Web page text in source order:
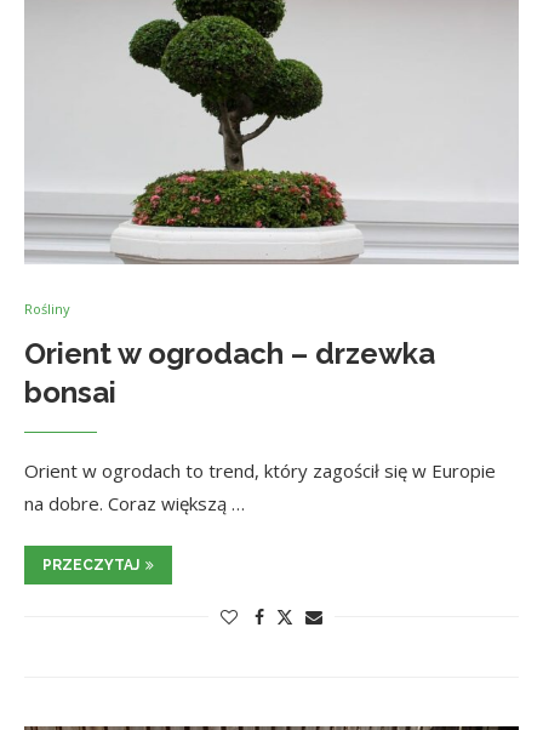
Rośliny
Orient w ogrodach – drzewka
bonsai
Orient w ogrodach to trend, który zagościł się w Europie
na dobre. Coraz większą …
PRZECZYTAJ